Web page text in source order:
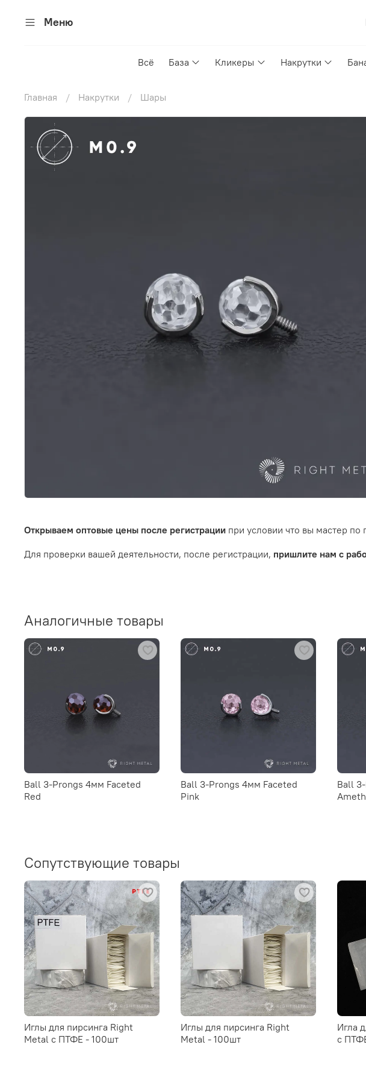
Меню
Всё База Кликеры Накрутки
Главная Накрутки Шары
Открываем оптовые цены после регистрации при условии что вы мастер по
Для проверки вашей деятельности, после регистрации, пришлите нам с
Аналогичные товары
Ball 3-Prongs 4мм Faceted
Red
Ball 3-Prongs 4мм Faceted
Pink
Ball
Сопутствующие товары
Иглы для пирсинга Right
Metal c ПТФЕ - 100шт
Иглы для пирсинга Right
Metal - 100шт
Игла
c